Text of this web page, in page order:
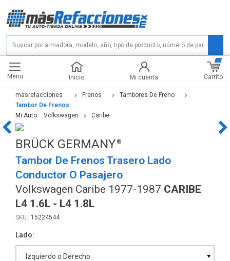
Menu Inicio Mi cuenta Carrito
0
masrefacciones Frenos
Tambores De Freno
Tambor De Frenos
Mi Auto:
Volkswagen Caribe
BRÜCK GERMANY
Tambor De Frenos Trasero Lado
Conductor O Pasajero
Volkswagen Caribe 1977-1987 CARIBE
L4 1.6L - L4 1.8L
15224544
Lado
Izquierdo o Derecho